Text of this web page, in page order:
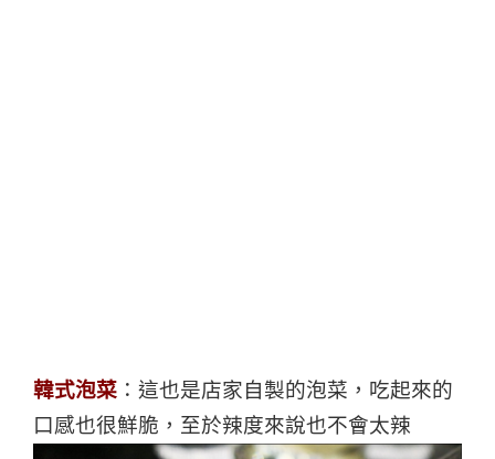
韓式泡菜 ：這也是店家自製的泡菜，吃起來的
口感也很鮮脆，至於辣度來說也不會太辣